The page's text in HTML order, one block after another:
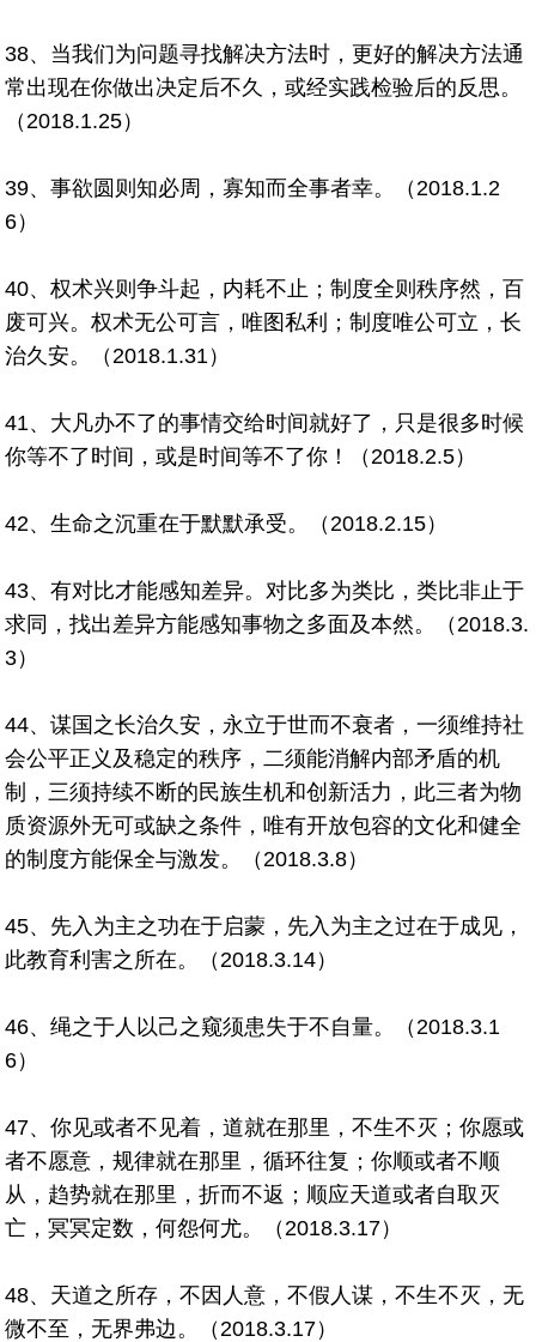
38、当我们为问题寻找解决方法时，更好的解决方法通
常出现在你做出决定后不久，或经实践检验后的反思。
（2018.1.25）
39、事欲圆则知必周，寡知而全事者幸。（2018.1.2
6）
40、权术兴则争斗起，内耗不止；制度全则秩序然，百
废可兴。权术无公可言，唯图私利；制度唯公可立，长
治久安。（2018.1.31）
41、大凡办不了的事情交给时间就好了，只是很多时候
你等不了时间，或是时间等不了你！（2018.2.5）
42、生命之沉重在于默默承受。（2018.2.15）
43、有对比才能感知差异。对比多为类比，类比非止于
求同，找出差异方能感知事物之多面及本然。（2018.3.
3）
44、谋国之长治久安，永立于世而不衰者，一须维持社
会公平正义及稳定的秩序，二须能消解内部矛盾的机
制，三须持续不断的民族生机和创新活力，此三者为物
质资源外无可或缺之条件，唯有开放包容的文化和健全
的制度方能保全与激发。（2018.3.8）
45、先入为主之功在于启蒙，先入为主之过在于成见，
此教育利害之所在。（2018.3.14）
46、绳之于人以己之窥须患失于不自量。（2018.3.1
6）
47、你见或者不见着，道就在那里，不生不灭；你愿或
者不愿意，规律就在那里，循环往复；你顺或者不顺
从，趋势就在那里，折而不返；顺应天道或者自取灭
亡，冥冥定数，何怨何尤。（2018.3.17）
48、天道之所存，不因人意，不假人谋，不生不灭，无
微不至，无界弗边。（2018.3.17）